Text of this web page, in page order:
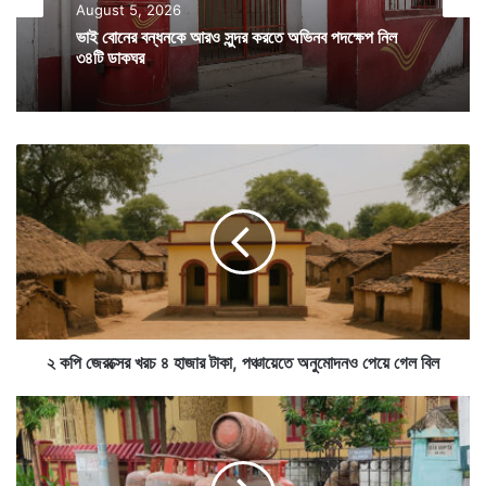
মানুষের।
বৃষ্টিতে নাজেহাল এই মানুষজনকে কিন্তু সেপ্টেম্বরের জন্যও তেমন
আশার কথা শোনাতে পারেনি আবহাওয়া দফতর। বরং সেপ্টেম্বরে
দেশের সিংহভাগ এলাকায় স্বাভাবিকের চেয়ে বেশি বৃষ্টির পূর্বাভাস
দিয়েছে হাওয়া অফিস।
August 5, 2026
ভাই বোনের বন্ধনকে আরও সুন্দর করতে অভিনব পদক্ষেপ নিল
৩৪টি ডাকঘর
২
ক
জে
র
ক্সে
র
খ
র
হা
জা
র
টা
২ কপি জেরক্সের খরচ ৪ হাজার টাকা, পঞ্চায়েতে অনুমোদনও পেয়ে গেল বিল
পু
জো
র
আ